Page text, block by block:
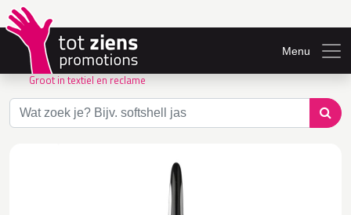
Groot in textiel en reclame
Menu